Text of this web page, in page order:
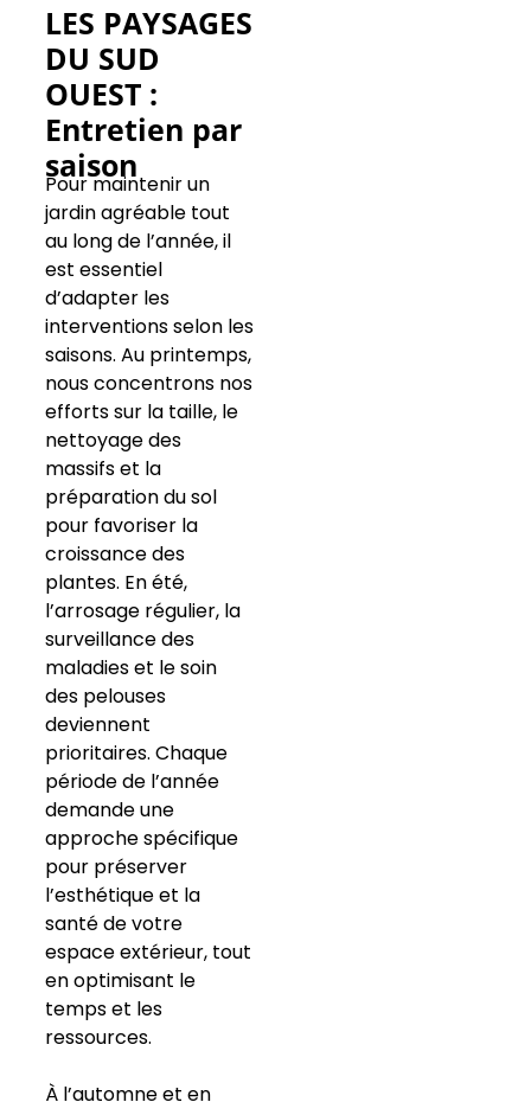
LES PAYSAGES
DU SUD
OUEST :
Entretien par
saison
Pour maintenir un
jardin agréable tout
au long de l’année, il
est essentiel
d’adapter les
interventions selon les
saisons. Au printemps,
nous concentrons nos
efforts sur la taille, le
nettoyage des
massifs et la
préparation du sol
pour favoriser la
croissance des
plantes. En été,
l’arrosage régulier, la
surveillance des
maladies et le soin
des pelouses
deviennent
prioritaires. Chaque
période de l’année
demande une
approche spécifique
pour préserver
l’esthétique et la
santé de votre
espace extérieur, tout
en optimisant le
temps et les
ressources.
À l’automne et en